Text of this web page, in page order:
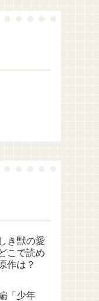
き獣の愛
こで読め
作は？
「少年